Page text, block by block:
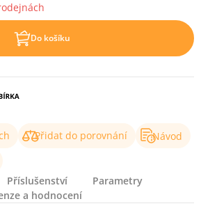
Do košíku
Přidat do porovnání
Návod
Příslušenství
Parametry
a hodnocení